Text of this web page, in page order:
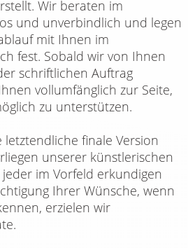
Wir beraten im
und unverbindlich und legen
mit Ihnen im
fest. Sobald wir von Ihnen
schriftlichen Auftrag
vollumfänglich zur Seite,
zu unterstützen.
letztendliche finale Version
unserer künstlerischen
im Vorfeld erkundigen
Ihrer Wünsche, wenn
erzielen wir